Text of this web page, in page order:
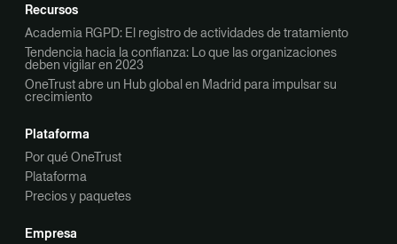
Recursos
Academia RGPD: El registro de actividades de tratamiento
Tendencia hacia la confianza: Lo que las organizaciones
deben vigilar en 2023
OneTrust abre un Hub global en Madrid para impulsar su
crecimiento
Plataforma
Por qué OneTrust
Plataforma
Precios y paquetes
Empresa